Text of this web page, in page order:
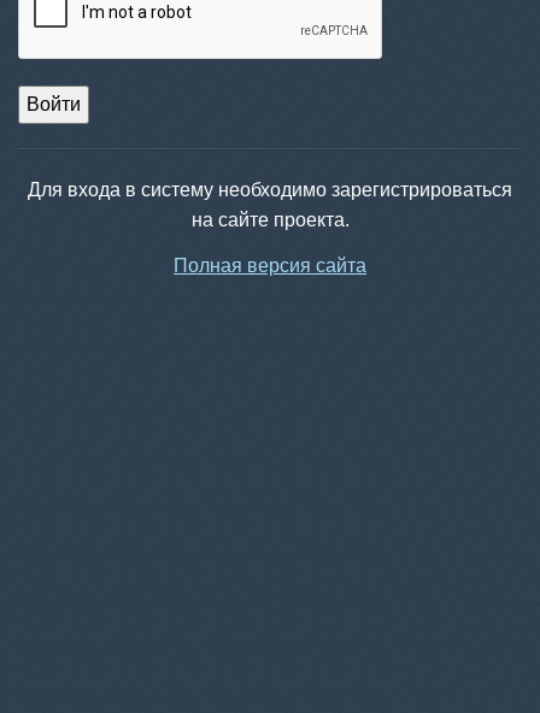
Войти
Для входа в систему необходимо зарегистрироваться
на сайте проекта.
Полная версия сайта